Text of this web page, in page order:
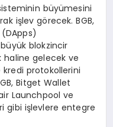
büyümesini
işlev görecek. BGB,
blokzincir
haline gelecek ve
kredi protokollerini
Bitget Wallet
Launchpool ve
gibi işlevlere entegre